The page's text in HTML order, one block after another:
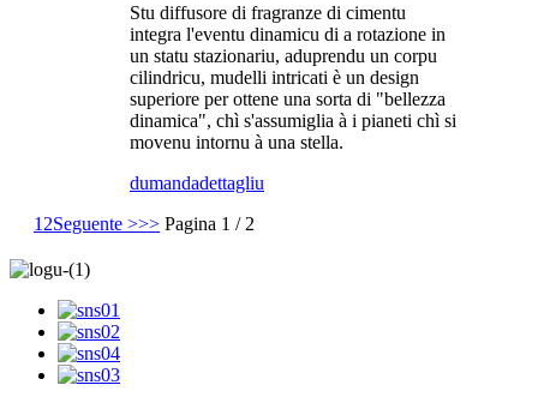
Stu diffusore di fragranze di cimentu
integra l'eventu dinamicu di a rotazione in
un statu stazionariu, aduprendu un corpu
cilindricu, mudelli intricati è un design
superiore per ottene una sorta di "bellezza
dinamica", chì s'assumiglia à i pianeti chì si
movenu intornu à una stella.
dumandadettagliu
1 2Seguente >>> Pagina 1 / 2